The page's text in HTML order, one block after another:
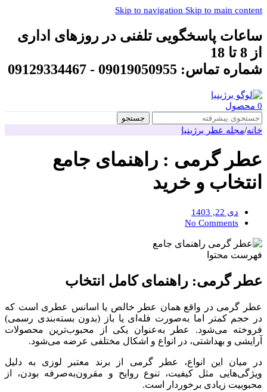
Skip to navigation Skip to main content
ساعات پاسخگویی تلفنی در روزهای اداری
از 8 تا 18
شماره تماس: 09019050955 - 09129334467
0 محصول
جستجو
خانه/مجله عطر برژینیا
عطر گرمی : راهنمای جامع
انتخاب و خرید
دی 22, 1403
No Comments
فهرست محتوا
عطر گرمی: راهنمای کامل انتخاب
عطر گرمی در واقع همان عطر خالص یا اسانس عطری است که
در حجم کمتر اما به‌صورت فله‌ای یا باز (بدون بسته‌بندی رسمی)
فروخته می‌شود. عطر به‌عنوان یکی از محبوب‌ترین محصولات
آرایشی و بهداشتی، در انواع و اشکال مختلفی عرضه می‌شود.
در میان این انواع، عطر گرمی از برند معتبر لوزی به دلیل
ویژگی‌هایی مثل کیفیت، تنوع روایح و مقرون‌به‌صرفه بودن، از
محبوبیت زیادی برخوردار است.